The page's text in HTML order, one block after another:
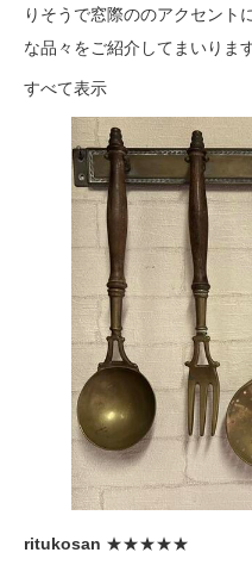
りそうで窓際ののアクセント
な品々をご紹介してまいりま
すべて表示
ritukosan ★★★★★